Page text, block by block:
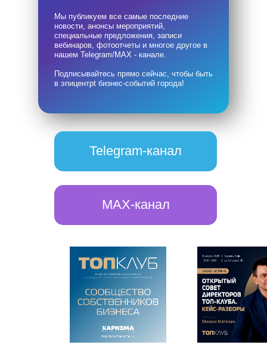
Мы публикуем все самые последние
новости, анонсы мероприятий,
специальные предложения, записи
вебинаров, фотоотчеты и многое другое в
нашем Telegram/MAX - канале.
Подписывайтесь прямо сейчас, чтобы быть
в эпицентрt бизнес-событий города!
Telegram-канал
MAX-канал